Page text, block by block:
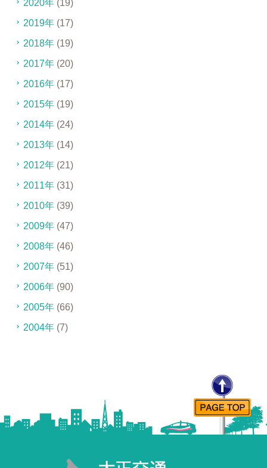
2020年(19)
2019年(17)
2018年(19)
2017年(20)
2016年(17)
2015年(19)
2014年(24)
2013年(14)
2012年(21)
2011年(31)
2010年(39)
2009年(47)
2008年(46)
2007年(51)
2006年(90)
2005年(66)
2004年(7)